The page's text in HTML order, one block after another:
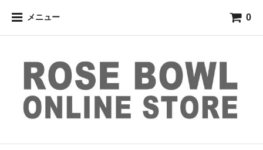
メニュー 0